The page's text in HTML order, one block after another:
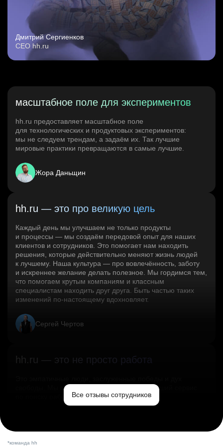
Дмитрий Сергиенков
CEO hh.ru
масштабное поле для экспериментов
hh.ru предоставляет масштабное поле
для технологических и продуктовых экспериментов:
мы не следуем трендам, а задаём их. Так лучшие
мировые практики превращаются в самые лучшие.
Жора Даньщин
hh.ru — это про великую цель
Каждый день мы улучшаем не только продукты
и процессы — мы создаём передовой опыт для наших
клиентов и сотрудников. Это помогает нам находить
решения, которые действительно меняют жизнь людей
к лучшему. Наша культура — про вовлечённость, заботу
и искреннее желание делать полезное. Мы гордимся тем,
что помогаем крутым компаниям и классным
специалистам находить друг друга. Быть частью таких
изменений по‑настоящему вдохновляет.
Сергей Чертов
hh.ru — это не просто работа
свободы. Мы помогаем миру и создаём лучший сервис
по поиску работы в стране.Все отзывы сотрудников
*команда hh